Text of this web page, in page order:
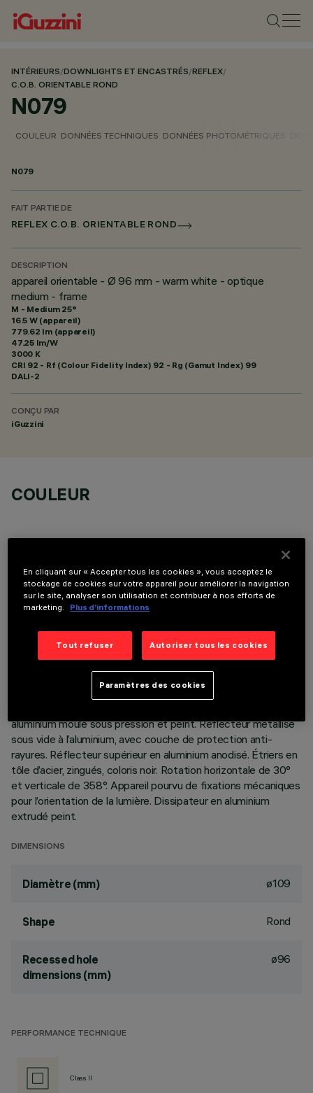
INTÉRIEURS/DOWNLIGHTS ET ENCASTRÉS/REFLEX/
C.O.B. ORIENTABLE ROND
N079
COULEUR DONNÉES TECHNIQUES DONNÉES PHOTOMÉTRIQUES
N079
FAIT PARTIE DE
REFLEX C.O.B. ORIENTABLE ROND
DESCRIPTION
appareil orientable - Ø 96 mm - warm white - optique
medium - frame
M - Medium 25°
16.5 W (appareil)
779.62 lm (appareil)
47.25 lm/W
3000 K
CRI 92 - Rf (Colour Fidelity Index) 92 - Rg (Gamut Index) 99
DALI-2
CONÇU PAR
iGuzzini
COULEUR
DONNÉES TECHNIQUES
aluminium moulé sous pression et peint. Réflecteur métallisé
sous vide à l’aluminium, avec couche de protection anti-
rayures. Réflecteur supérieur en aluminium anodisé. Étriers en
tôle d’acier, zingués, coloris noir. Rotation horizontale de 30°
et verticale de 358°. Appareil pourvu de fixations mécaniques
pour l’orientation de la lumière. Dissipateur en aluminium
extrudé peint.
DIMENSIONS
Diamètre (mm) ø109
Shape Rond
Recessed hole
dimensions (mm)
ø96
PERFORMANCE TECHNIQUE
Class II
En cliquant sur « Accepter tous les cookies », vous acceptez le
stockage de cookies sur votre appareil pour améliorer la navigation
sur le site, analyser son utilisation et contribuer à nos efforts de
marketing.
Plus d’informations
Tout refuser Autoriser tous les cookies
Paramètres des cookies